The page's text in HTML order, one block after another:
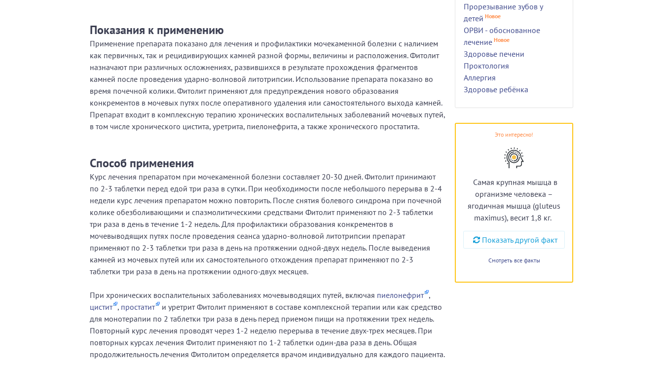
Показания к применению
Применение препарата показано для лечения и профилактики мочекаменной болезни с наличием
как первичных, так и рецидивирующих камней разной формы, величины и расположения. Фитолит
назначают при различных осложнениях, развившихся в результате прохождения фрагментов
камней после проведения ударно-волновой литотрипсии. Использование препарата показано во
время почечной колики. Фитолит применяют для предупреждения нового образования
конкрементов в мочевых путях после оперативного удаления или самостоятельного выхода камней.
Препарат входит в комплексную терапию хронических воспалительных заболеваний мочевых путей,
в том числе хронического цистита, уретрита, пиелонефрита, а также хронического простатита.
Способ применения
Курс лечения препаратом при мочекаменной болезни составляет 20-30 дней. Фитолит принимают
по 2-3 таблетки перед едой три раза в сутки. При необходимости после небольшого перерыва в 2-4
недели курс лечения препаратом можно повторить. После снятия болевого синдрома при почечной
колике обезболивающими и спазмолитическими средствами Фитолит применяют по 2-3 таблетки
три раза в день в течение 1-2 недель. Для профилактики образования конкрементов в
мочевыводящих путях после проведения сеанса ударно-волновой литотрипсии препарат
применяют по 2-3 таблетки три раза в день на протяжении одной-двух недель. После выведения
камней из мочевых путей или их самостоятельного отхождения препарат применяют по 2-3
таблетки три раза в день на протяжении одного-двух месяцев.
При хронических воспалительных заболеваниях мочевыводящих путей, включая пиелонефрит ,
цистит , простатит
и уретрит Фитолит применяют в составе комплексной терапии или как средство
для монотерапии по 2 таблетки три раза в день перед приемом пищи на протяжении трех недель.
Повторный курс лечения проводят через 1-2 неделю перерыва в течение двух-трех месяцев. При
повторных курсах лечения Фитолит применяют по 1-2 таблетки один-два раза в день. Общая
продолжительность лечения Фитолитом определяется врачом индивидуально для каждого пациента.
Прорезывание зубов у
детей Новое
ОРВИ - обоснованное
лечение Новое
Здоровье печени
Проктология
Аллергия
Здоровье ребёнка
Это интересно!
Самая крупная мышца в
организме человека –
ягодичная мышца (gluteus
maximus), весит 1,8 кг.
Показать другой факт
Смотреть все факты